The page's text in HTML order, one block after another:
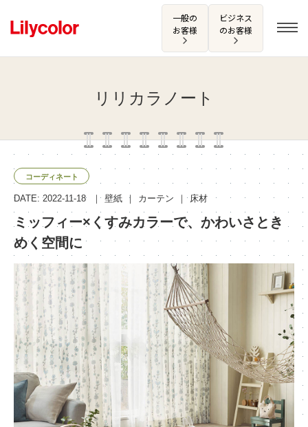
一般の
お客様
ビジネス
のお客様
サンプル・カタログ請求／お問い合わせ
お気に入り
商品を探す
商品を探す トップ
壁紙
カーテン
床材
ブランド・コレクション
Lilycolor Coordinate 着せ替えシミュレーション
デジタル・デコ インクジェットプリント
カタログ一覧
カタログ一覧 トップ
壁紙
カーテン
床材
サステナブル商品
施工事例
施工事例 トップ
医療・福祉施設
ホテル・オフィス・店舗
リリカラノート
リリカラノート
ミッフィー×くすみカラーで、かわいさとき
めく空間に
コーディネート
DATE: 2022-11-18 壁紙 カーテン 床材